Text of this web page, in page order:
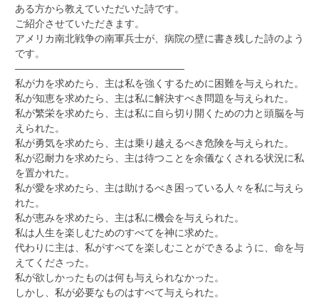
ある方から教えていただいた詩です。
ご紹介させていただきます。
アメリカ南北戦争の南軍兵士が、病院の壁に書き残した詩のよう
です。
―――――――――――――――――
私が力を求めたら、主は私を強くするために困難を与えられた。
私が知恵を求めたら、主は私に解決すべき問題を与えられた。
私が繁栄を求めたら、主は私に自ら切り開くための力と頭脳を与
えられた。
私が勇気を求めたら、主は乗り越えるべき危険を与えられた。
私が忍耐力を求めたら、主は待つことを余儀なくされる状況に私
を置かれた。
私が愛を求めたら、主は助けるべき困っている人々を私に与えら
れた。
私が恵みを求めたら、主は私に機会を与えられた。
私は人生を楽しむためのすべてを神に求めた。
代わりに主は、私がすべてを楽しむことができるように、命を与
えてくださった。
私が欲しかったものは何も与えられなかった。
しかし、私が必要なものはすべて与えられた。